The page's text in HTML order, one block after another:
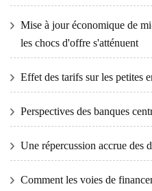
Mise à jour économique de
les chocs d'offre s'atténuent
Effet des tarifs sur les petites
Perspectives des banques
Une répercussion accrue des
Comment les voies de